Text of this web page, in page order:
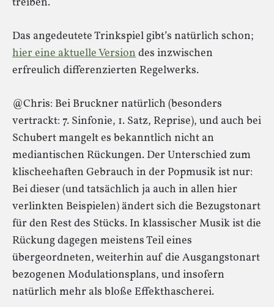
Das angedeutete Trinkspiel gibt’s natürlich schon;
hier eine aktuelle Versiondes inzwischen
erfreulich differenzierten Regelwerks.
@Chris: Bei Bruckner natürlich (besonders
vertrackt: 7. Sinfonie, 1. Satz, Reprise), und auch bei
Schubert mangelt es bekanntlich nicht an
mediantischen Rückungen. Der Unterschied zum
klischeehaften Gebrauch in der Popmusik ist nur:
Bei dieser (und tatsächlich ja auch in allen hier
verlinkten Beispielen) ändert sich die Bezugstonart
für den Rest des Stücks. In klassischer Musik ist die
Rückung dagegen meistens Teil eines
übergeordneten, weiterhin auf die Ausgangstonart
bezogenen Modulationsplans, und insofern
natürlich mehr als bloße Effekthascherei.